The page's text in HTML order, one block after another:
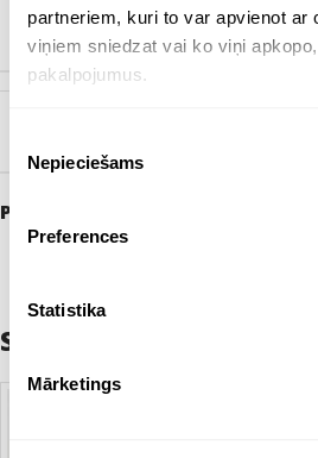
partneriem, kuri to var apvienot ar
viņiem sniedzat vai ko viņi
pakalpojumus.
izvēle
Nepieciešams
Preferences
Statistika
Mārketings
KRĀSA
Preces pasūtīšana un piegāde
Saistītie produkti